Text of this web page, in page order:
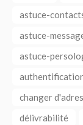
astuce-
astuce-
astuce-
changer
délivrabilité